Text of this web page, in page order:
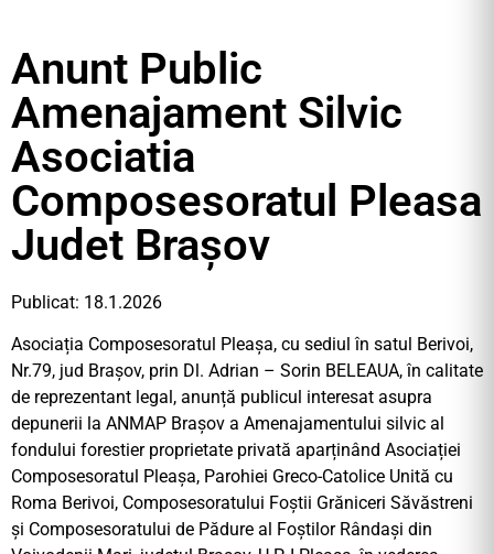
Anunt Public
Amenajament Silvic
Asociatia
Composesoratul Pleasa
Judet Brașov
Publicat: 18.1.2026
Asociația Composesoratul Pleașa, cu sediul în satul Berivoi,
Nr.79, jud Brașov, prin Dl. Adrian – Sorin BELEAUA, în calitate
de reprezentant legal, anunță publicul interesat asupra
depunerii la ANMAP Brașov a Amenajamentului silvic al
fondului forestier proprietate privată aparținând Asociației
Composesoratul Pleașa, Parohiei Greco-Catolice Unită cu
Roma Berivoi, Composesoratului Foștii Grăniceri Săvăstreni
și Composesoratului de Pădure al Foștilor Rândași din